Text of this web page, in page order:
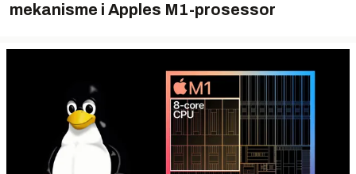
mekanisme i Apples M1-prosessor